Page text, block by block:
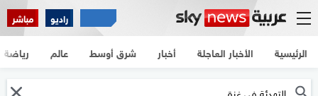
راديو مباشر
الرئيسية الأخبار العاجلة أخبار شرق أوسط عالم رياضة